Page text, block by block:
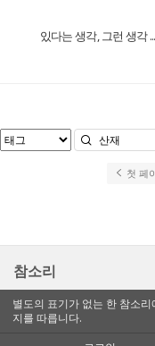
있다는 생각, 그런 생각 ...
첫 페
참소리
별도의 표기가 없는 한 참소
지를 따릅니다.